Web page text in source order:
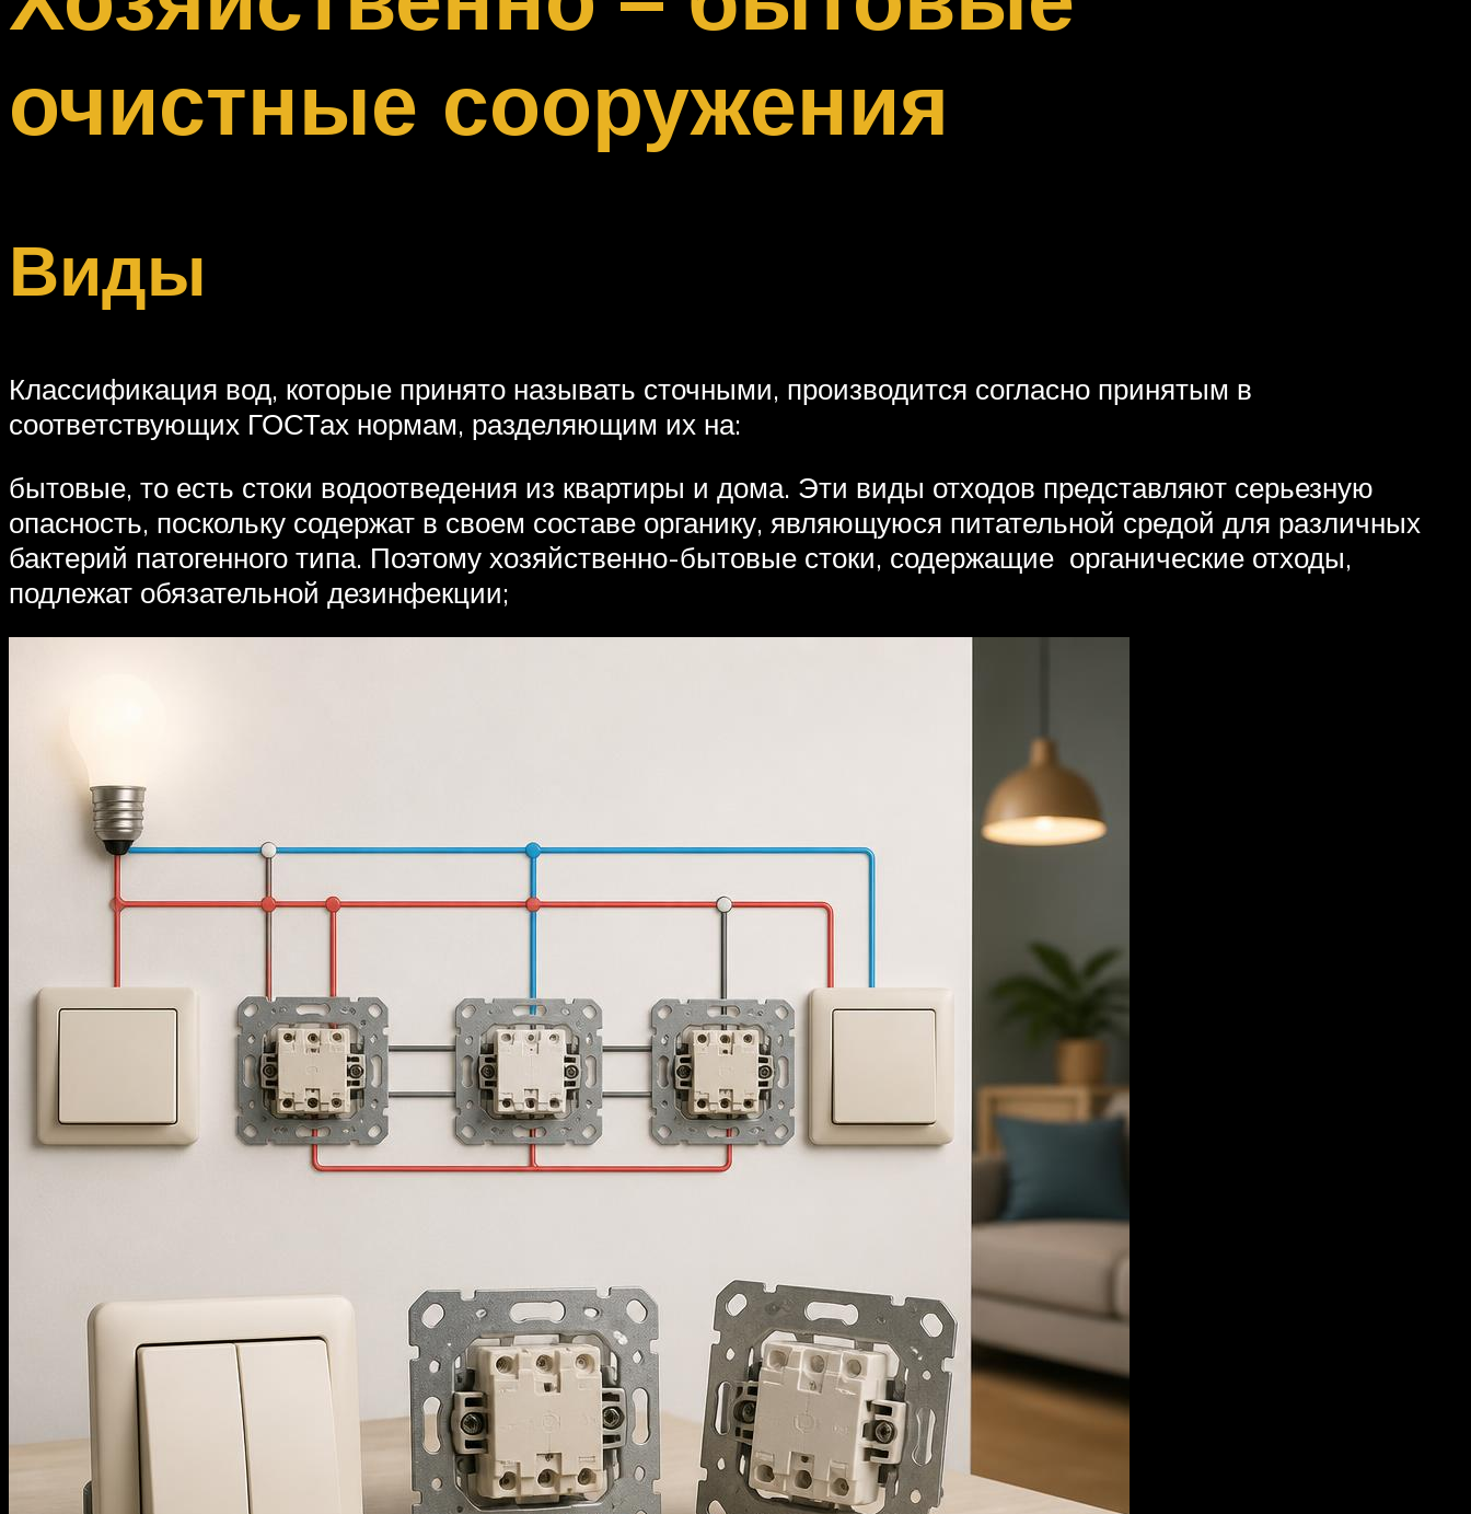
очистные сооружения
Виды
Классификация вод, которые принято называть сточными, производится согласно принятым в
соответствующих ГОСТах нормам, разделяющим их на:
бытовые, то есть стоки водоотведения из квартиры и дома. Эти виды отходов представляют серьезную
опасность, поскольку содержат в своем составе органику, являющуюся питательной средой для различных
бактерий патогенного типа. Поэтому хозяйственно-бытовые стоки, содержащие органические отходы,
подлежат обязательной дезинфекции;